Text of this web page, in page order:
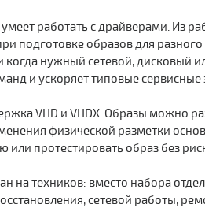
работать с драйверами. Из
подготовке образов для
когда нужный сетевой, дисковый
и ускоряет типовые сервисные
VHD и VHDX. Образы можно
физической разметки
протестировать образ без
на техников: вместо набора
сетевой работы,